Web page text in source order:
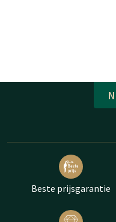
Beste prijsgarantie